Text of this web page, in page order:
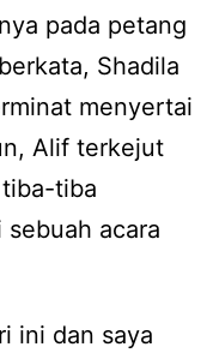
pada petang
Shadila
menyertai
Alif terkejut
tiba
acara
ini dan saya